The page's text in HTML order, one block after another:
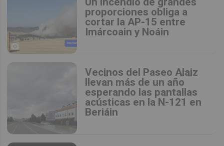
proporciones obliga a
cortar la AP-15 entre
Imárcoain y Noáin
Vecinos del Paseo Alaiz
llevan más de un año
esperando las pantallas
acústicas en la N-121 en
Beriáin